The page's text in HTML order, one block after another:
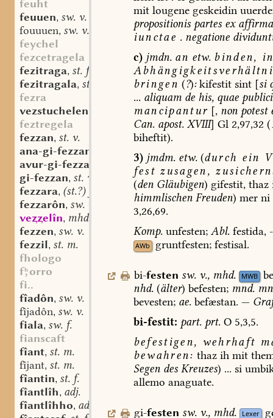
feuht
feuuen, sw. v.
fouuuen, sw. v.
feychel
fezcetragela
fezitraga, st. f.
fezitragala, st. f.
fezra
vezstuchelen
feztregela
fezzan, st. v.
ana-gi-fezzan
avur-gi-fezzan
gi-fezzan, st. v.
fezzara, (st.?) f.
fezzarôn, sw. v.
veelîn, mhd. st. n.
fezzen, sw. v.
fezzil, st. m.
fhologo
forro
fi..
fîadôn, sw. v.
fîjadôn, sw. v.
fiala, sw. f.
fianscaft
fîant, st. m.
fîjant, st. m.
fîantin, st. f.
fîantlîh, adj.
fîantlîhho, adv.
mit lougenegeskeidin
propositionis partesex
iunctae . negatione
c) jmdn. an etw. binden,
bringen (?):kifestit sint [si
...aliquamdehis,quae
mancipantur [, non potest
Can. apost.XVIII] Gl2,97,32 (
biheftit).
3) jmdm.etw.(durch ein
fest zusagen,
(denGläubigen) gifestit,thaz
himmlischenFreuden) merni
3,26,69.
Komp.unfesten; Abl.festida,-
AWb gruntfesten;festisal.
bi-festen sw. v., mhd. MWB
nhd.(älter) befesten; mnd.
bevesten; ae.befæstan. —
bi-festit: part.prt.O5,3,5.
befestigen, wehrhaft
bewahren: thazihmit
SegendesKreuzes) ... si
allemo anaguate.
gi-festen sw. v., mhd. Lexer